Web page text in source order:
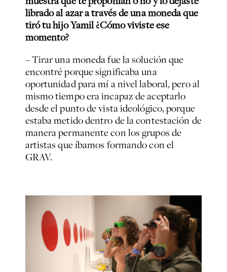
librado al azar a través de una moneda que
tiró tu hijo Yamil ¿Cómo viviste ese
momento?
– Tirar una moneda fue la solución que
encontré porque significaba una
oportunidad para mí a nivel laboral, pero al
mismo tiempo era incapaz de aceptarlo
desde el punto de vista ideológico, porque
estaba metido dentro de la contestación de
manera permanente con los grupos de
artistas que íbamos formando con el
GRAV.